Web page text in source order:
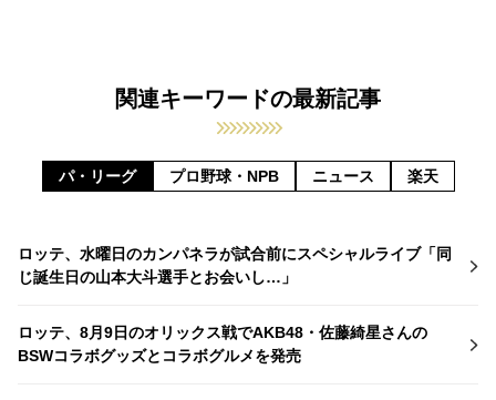
関連キーワードの最新記事
パ・リーグ プロ野球・NPB ニュース 楽天
ロッテ、水曜日のカンパネラが試合前にスペシャルライブ「同
じ誕生日の山本大斗選手とお会いし…」
ロッテ、8月9日のオリックス戦でAKB48・佐藤綺星さんの
BSWコラボグッズとコラボグルメを発売